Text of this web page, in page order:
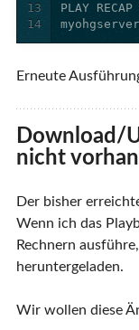
13
14
Erneute
Download/
nicht
Der bisher
Wenn ich das
Rechnern
heruntergeladen.
Wir wollen diese